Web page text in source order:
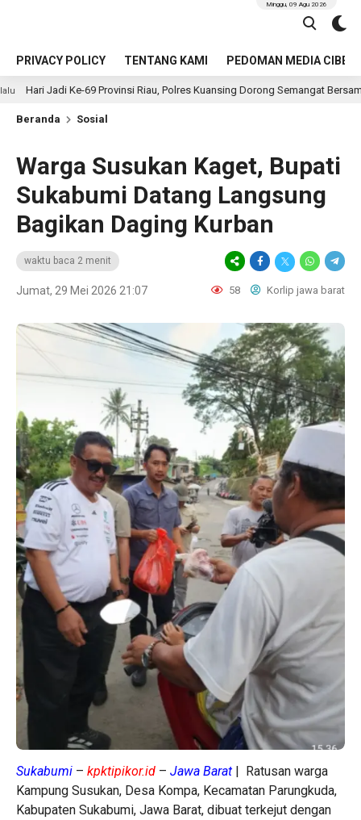
PRIVACY POLICY TENTANG KAMI PEDOMAN MEDIA CIBER
Minggu, 09 Agu 2026
Riau, Polres Kuansing Dorong Semangat Bersama Jaga Lingkungan Dan
Beranda Sosial
Warga Susukan Kaget, Bupati
Sukabumi Datang Langsung
Bagikan Daging Kurban
waktu baca 2 menit
Jumat, 29 Mei 2026 21:07 58 Korlip jawa barat
Sukabumi – kpktipikor.id – Jawa Barat | Ratusan warga
Kampung Susukan, Desa Kompa, Kecamatan Parungkuda,
Kabupaten Sukabumi, Jawa Barat, dibuat terkejut dengan